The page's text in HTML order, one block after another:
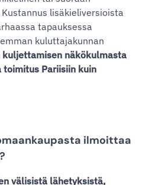
lisäkieliversioista
tapauksessa
kuluttajakunnan
kuljettamisen näkökulmasta
toimitus Pariisiin kuin
ilmoittaa
välisistä lähetyksistä,